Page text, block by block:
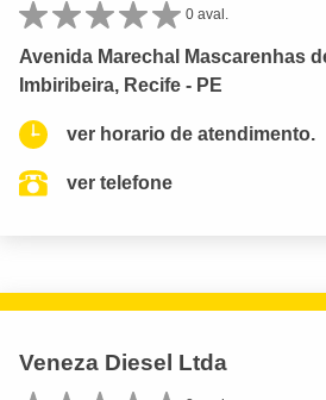
0 aval.
Avenida Marechal Mascarenhas
Imbiribeira, Recife - PE
ver horario de atendimento.
ver telefone
Veneza Diesel Ltda